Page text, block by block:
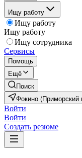
Ищу работу
Ищу работу
Ищу работу
Ищу сотрудника
Сервисы
Помощь
Ещё
Поиск
Фокино (Приморский
Войти
Войти
Создать резюме